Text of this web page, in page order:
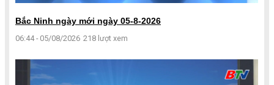
Bắc Ninh ngày mới ngày 05-8-2026
06:44 - 05/08/2026 218 lượt xem